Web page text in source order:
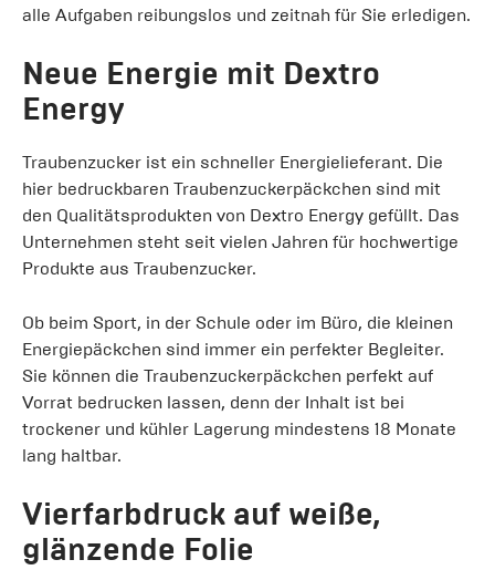
alle Aufgaben reibungslos und zeitnah für Sie erledigen.
Neue Energie mit Dextro
Energy
Traubenzucker ist ein schneller Energielieferant. Die
hier bedruckbaren Traubenzuckerpäckchen sind mit
den Qualitätsprodukten von Dextro Energy gefüllt. Das
Unternehmen steht seit vielen Jahren für hochwertige
Produkte aus Traubenzucker.
Ob beim Sport, in der Schule oder im Büro, die kleinen
Energiepäckchen sind immer ein perfekter Begleiter.
Sie können die Traubenzuckerpäckchen perfekt auf
Vorrat bedrucken lassen, denn der Inhalt ist bei
trockener und kühler Lagerung mindestens 18 Monate
lang haltbar.
Vierfarbdruck auf weiße,
glänzende Folie